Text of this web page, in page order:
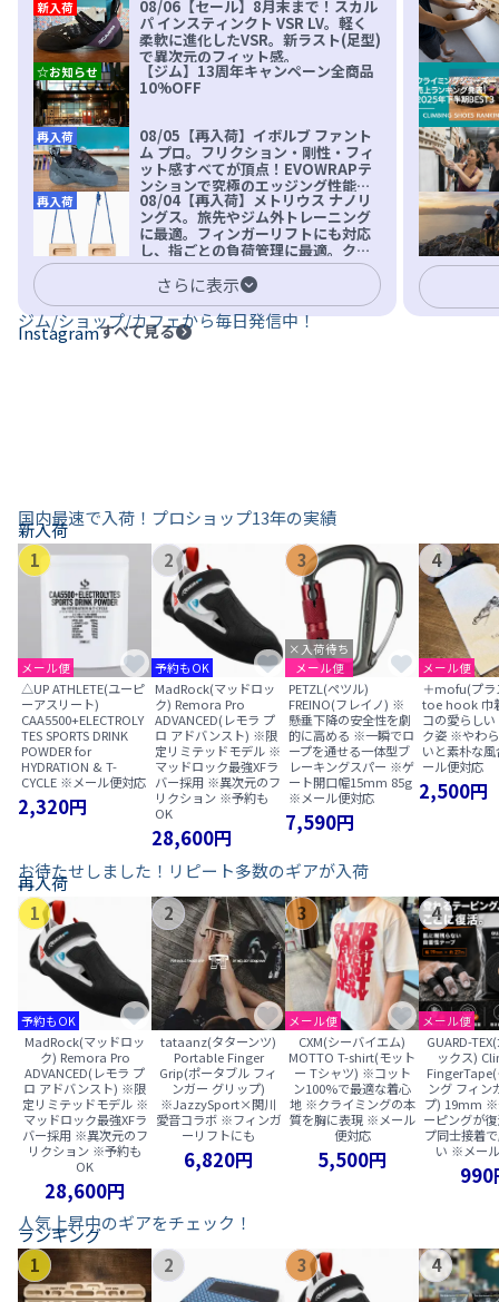
08/06【セール】8月末まで！スカル
パ インスティンクト VSR LV。軽く
柔軟に進化したVSR。新ラスト(足型)
で異次元のフィット感。
新入荷
【ジム】13周年キャンペーン全商品
10%OFF
☆お知らせ
08/05【再入荷】イボルブ ファント
ム プロ。フリクション・剛性・フィ
ット感すべてが頂点！EVOWRAPテ
ンションで究極のエッジング性能を
実現。進化系ラバーEvo-74はTRAX
を凌駕する粘着力で極小ホールドに
安心感。
再入荷
08/04【再入荷】メトリウス ナノリ
ングス。旅先やジム外トレーニング
に最適。フィンガーリフトにも対応
し、指ごとの負荷管理に最適。クラ
イマーの指を本気で鍛えるギア。
再入荷
さらに表示
ジム/ショップ/カフェから毎日発信中！
Instagramすべて見る
国内最速で入荷！プロショップ13年の実績
新入荷
1
メール便
△UP ATHLETE(ユーピ
ーアスリート)
CAA5500+ELECTROLY
TES SPORTS DRINK
POWDER for
HYDRATION & T-
CYCLE ※メール便対応
2,320円
2
予約もOK
MadRock(マッドロッ
ク) Remora Pro
ADVANCED(レモラ プ
ロ アドバンスト) ※限
定リミテッドモデル ※
マッドロック最強XFラ
バー採用 ※異次元のフ
リクション ※予約も
OK
28,600円
3
×入荷待ち
メール便
PETZL(ペツル)
FREINO(フレイノ) ※
懸垂下降の安全性を劇
的に高める ※一瞬でロ
ープを通せる一体型ブ
レーキングスパー ※ゲ
ート開口幅15mm 85g
※メール便対応
7,590円
4
メール便
＋mofu(プラ
toe hook 巾
コの愛らし
ク姿 ※やわ
いと素朴な
ール便対応
2,500円
お待たせしました！リピート多数のギアが入荷
再入荷
1
予約もOK
MadRock(マッドロッ
ク) Remora Pro
ADVANCED(レモラ プ
ロ アドバンスト) ※限
定リミテッドモデル ※
マッドロック最強XFラ
バー採用 ※異次元のフ
リクション ※予約も
OK
28,600円
2
tataanz(タターンツ)
Portable Finger
Grip(ポータブル フィ
ンガー グリップ)
※JazzySport×関川
愛音コラボ ※フィンガ
ーリフトにも
6,820円
3
メール便
CXM(シーバイエム)
MOTTO T-shirt(モット
ー Tシャツ) ※コット
ン100%で最適な着心
地 ※クライミングの本
質を胸に表現 ※メール
便対応
5,500円
4
メール便
GUARD-
ックス)
ング フィン
プ) 19mm ※
ーピングが
プ同士接着
い ※メー
990
人気上昇中のギアをチェック！
ランキング
1
2 3 4